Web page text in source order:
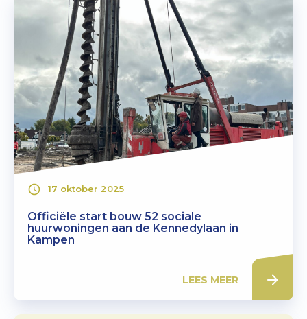
Officiële start bouw 52 sociale
huurwoningen aan de Kennedylaan in
Kampen
17 oktober 2025
LEES MEER